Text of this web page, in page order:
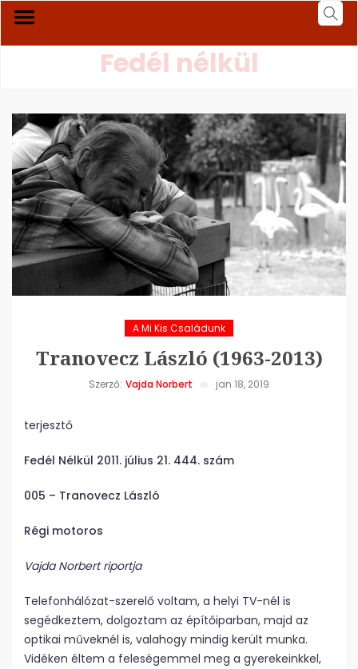
Fedél nélkül
A Mi Kis Családunk
Tranovecz László (1963-2013)
Szerző: Vajda Norbert jan 18, 2019
terjesztő
Fedél Nélkül 2011. július 21. 444. szám
005 – Tranovecz László
Régi motoros
Vajda Norbert riportja
Telefonhálózat-szerelő voltam, a helyi TV-nél is
segédkeztem, dolgoztam az építőiparban, majd az
optikai műveknél is, valahogy mindig került munka.
Vidéken éltem a feleségemmel meg a gyerekeinkkel,